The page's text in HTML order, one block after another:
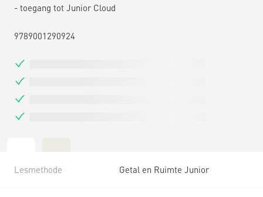
- toegang tot Junior Cloud
9789001290924
Lesmethode Getal en Ruimte Junior